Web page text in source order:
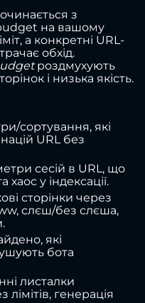
з
на вашому
а конкретні URL-
обхід.
роздмухують
і низька якість.
сортування, які
URL без
сесій в URL, що
у індексації.
сторінки через
слєш/без слєша,
які
бота
листалки
лімітів, генерація